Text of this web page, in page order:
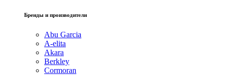
Бренды и производители
Abu Garcia
A-elita
Akara
Berkley
Cormoran